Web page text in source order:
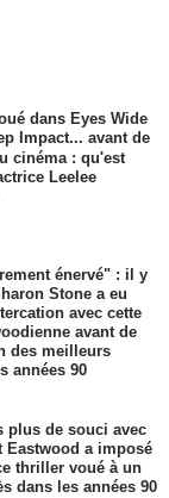
dans Eyes Wide
Impact... avant de
cinéma : qu'est
Leelee
énervé" : il y
Stone a eu
avec cette
avant de
des meilleurs
années 90
plus de souci avec
Eastwood a imposé
thriller voué à un
dans les années 90